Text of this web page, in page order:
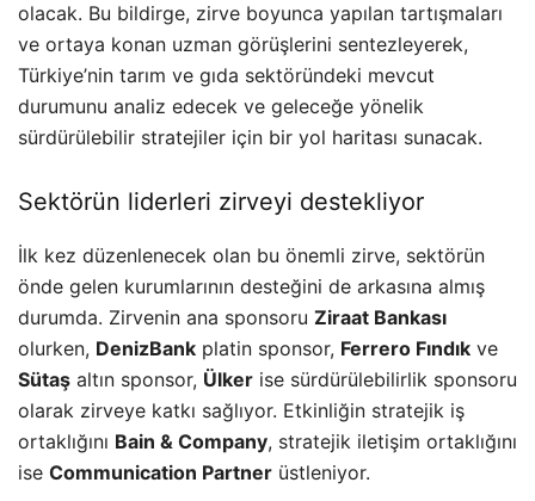
olacak. Bu bildirge, zirve boyunca yapılan tartışmaları
ve ortaya konan uzman görüşlerini sentezleyerek,
Türkiye’nin tarım ve gıda sektöründeki mevcut
durumunu analiz edecek ve geleceğe yönelik
sürdürülebilir stratejiler için bir yol haritası sunacak.
Sektörün liderleri zirveyi destekliyor
İlk kez düzenlenecek olan bu önemli zirve, sektörün
önde gelen kurumlarının desteğini de arkasına almış
durumda. Zirvenin ana sponsoru Ziraat Bankası
olurken, DenizBank platin sponsor, Ferrero Fındık ve
Sütaş altın sponsor, Ülker ise sürdürülebilirlik sponsoru
olarak zirveye katkı sağlıyor. Etkinliğin stratejik iş
ortaklığını Bain & Company, stratejik iletişim ortaklığını
ise Communication Partner üstleniyor.